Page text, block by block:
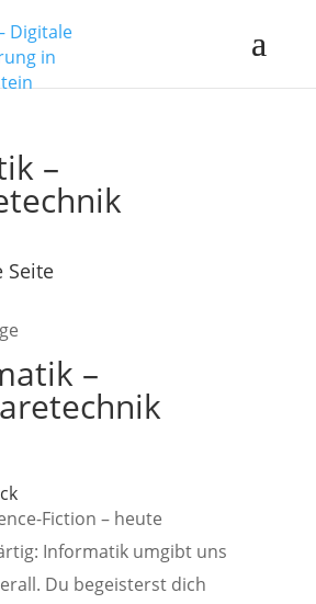
–
Seite
–
Fiction – heute
Informatik umgibt uns
Du begeisterst dich